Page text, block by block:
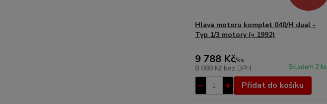
Hlava motoru komplet 040/H dual -
Typ 1/3 motory (» 1992)
9 788 Kč/ks
8 089 Kč bez DPH Skladem 2 ks
Přidat do košíku